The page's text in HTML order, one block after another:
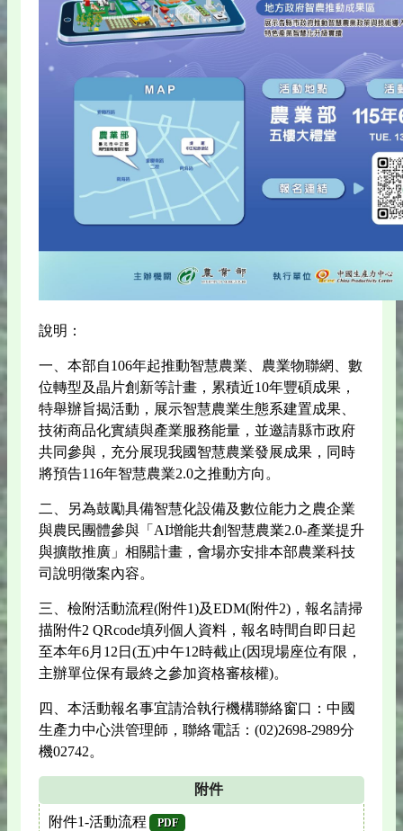
說明：
一、本部自106年起推動智慧農業、農業物聯網、數
位轉型及晶片創新等計畫，累積近10年豐碩成果，
特舉辦旨揭活動，展示智慧農業生態系建置成果、
技術商品化實績與產業服務能量，並邀請縣市政府
共同參與，充分展現我國智慧農業發展成果，同時
將預告116年智慧農業2.0之推動方向。
二、另為鼓勵具備智慧化設備及數位能力之農企業
與農民團體參與「AI增能共創智慧農業2.0-產業提升
與擴散推廣」相關計畫，會場亦安排本部農業科技
司說明徵案內容。
三、檢附活動流程(附件1)及EDM(附件2)，報名請掃
描附件2 QRcode填列個人資料，報名時間自即日起
至本年6月12日(五)中午12時截止(因現場座位有限，
主辦單位保有最終之參加資格審核權)。
四、本活動報名事宜請洽執行機構聯絡窗口：中國
生產力中心洪管理師，聯絡電話：(02)2698-2989分
機02742。
附件
附件1-活動流程 PDF